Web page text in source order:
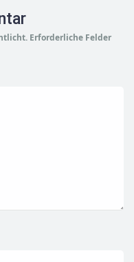
Erforderliche Felder